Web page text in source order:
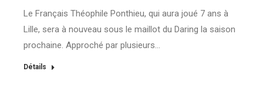
Le Français Théophile Ponthieu, qui aura joué 7 ans à
Lille, sera à nouveau sous le maillot du Daring la saison
prochaine. Approché par plusieurs…
Détails